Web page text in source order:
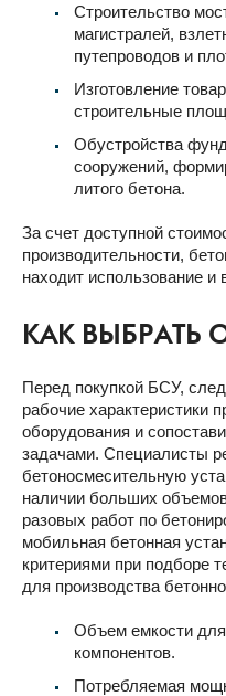
Строительство
магистралей,
путепроводов и
Изготовление
строительные
Обустройства
сооружений,
литого бетона.
За счет доступной
производительности,
находит использование и
КАК ВЫБРАТЬ
Перед покупкой БСУ,
рабочие характеристики
оборудования и
задачами. Специалисты
бетоносмесительную
наличии больших
разовых работ по
мобильная бетонная
критериями при подборе
для производства
Объем емкости
компонентов.
Потребляемая